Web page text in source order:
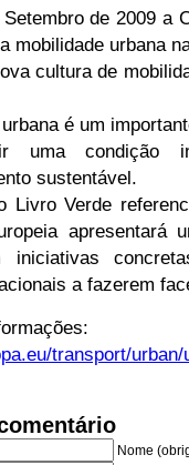
de 2009 a
mobilidade urbana
cultura de
é um
uma condição
sustentável.
Livro Verde
apresentará
iniciativas
a fazerem
transport/
Nome